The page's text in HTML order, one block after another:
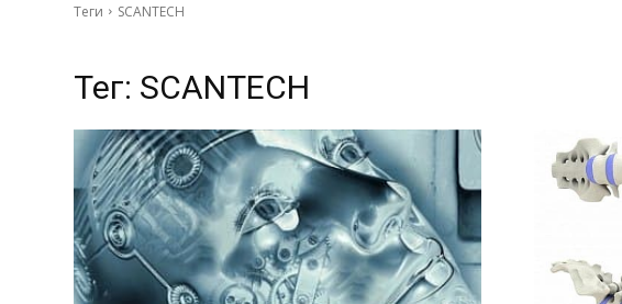
Теги SCANTECH
Тег: SCANTECH